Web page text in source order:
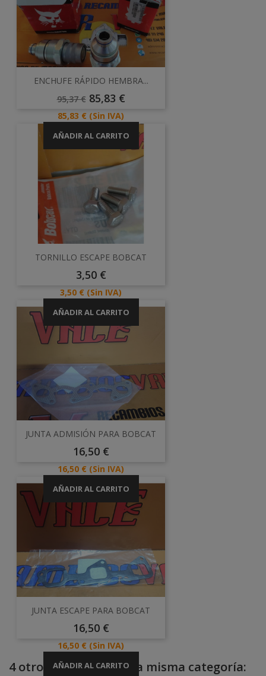
ENCHUFE RÁPIDO HEMBRA...
Precio
95,37 € Precio
85,83 €
Precio
85,83 € (Sin IVA)
AÑADIR AL CARRITO
TORNILLO ESCAPE BOBCAT
Precio
3,50 €
Precio
3,50 € (Sin IVA)
AÑADIR AL CARRITO
JUNTA ADMISIÓN PARA BOBCAT
Precio
16,50 €
Precio
16,50 € (Sin IVA)
AÑADIR AL CARRITO
JUNTA ESCAPE PARA BOBCAT
Precio
16,50 €
Precio
16,50 € (Sin IVA)
AÑADIR AL CARRITO
4 otros productos en la misma categoría: